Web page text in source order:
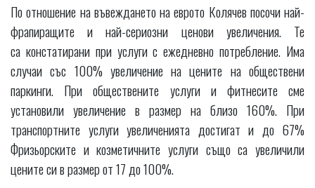
По отношение на въвеждането на еврото Колячев посочи най-
фрапиращите и най-сериозни ценови увеличения. Те
са констатирани при услуги с ежедневно потребление. Има
случаи със 100% увеличение на цените на обществени
паркинги. При обществените услуги и фитнесите сме
установили увеличение в размер на близо 160%. При
транспортните услуги увеличенията достигат и до 67%
Фризьорските и козметичните услуги също са увеличили
цените си в размер от 17 до 100%.